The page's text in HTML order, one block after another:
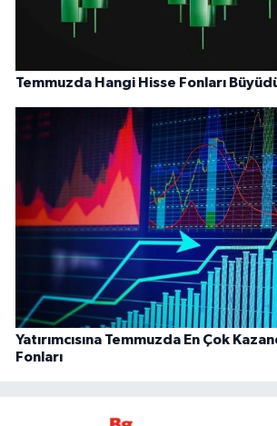
Temmuzda Hangi Hisse Fonları
Yatırımcısına Temmuzda En Çok
Fonları